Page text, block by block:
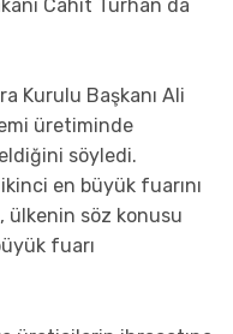
Cahit Turhan da
Kurulu Başkanı Ali
üretiminde
söyledi.
en büyük fuarını
söz konusu
fuarı